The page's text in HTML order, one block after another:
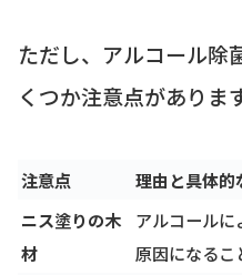
ただし、アルコール除
くつか注意点があります
注意点
理由と具体的
ニス塗りの木
材
アルコール
原因になるこ